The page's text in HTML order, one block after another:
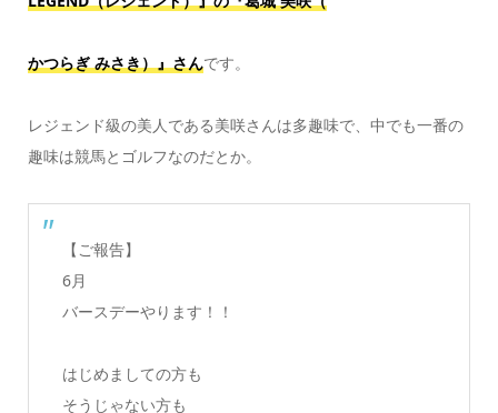
かつらぎ みさき）』さんです。
レジェンド級の美人である美咲さんは多趣味で、中でも一番の
趣味は競馬とゴルフなのだとか。
【ご報告】
6月
バースデーやります！！
はじめましての方も
そうじゃない方も